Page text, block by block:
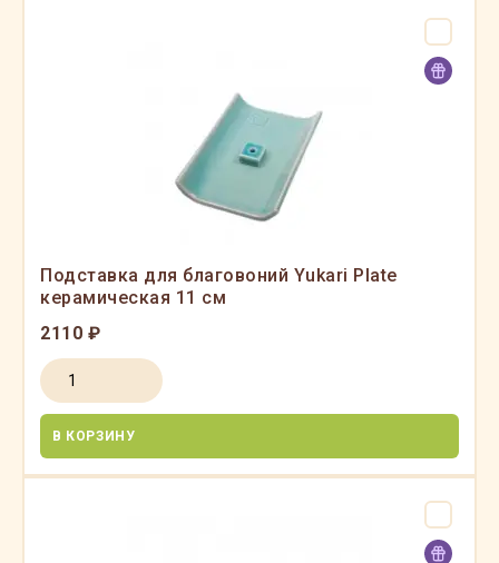
Подставка для благовоний Yukari Plate
керамическая 11 см
2110 ₽
В КОРЗИНУ